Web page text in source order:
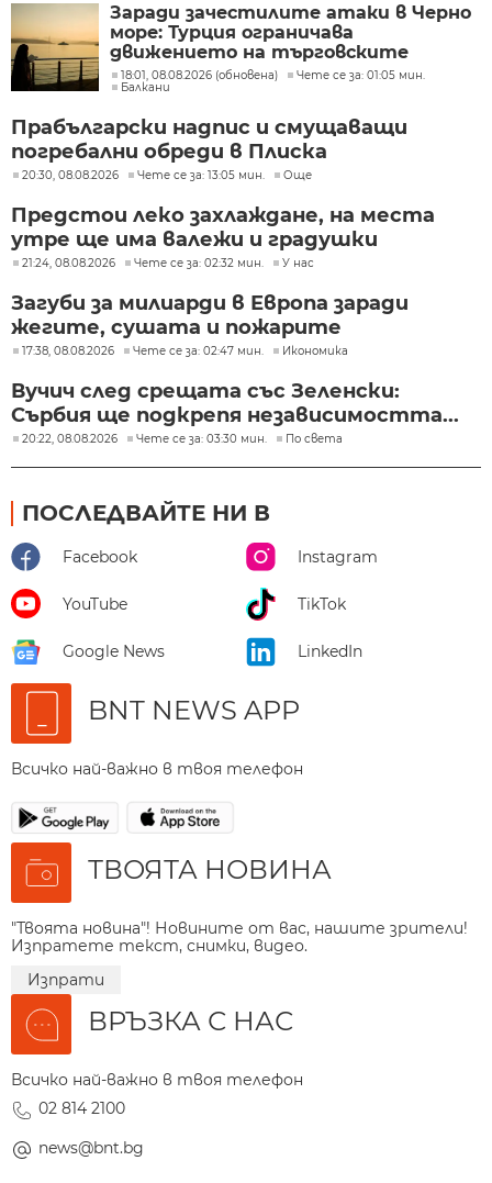
Заради зачестилите атаки в Черно
море: Турция ограничава
движението на търговските
кораби
18:01, 08.08.2026 (обновена)
Чете се за: 01:05 мин.
Балкани
Прабългарски надпис и смущаващи
погребални обреди в Плиска
20:30, 08.08.2026 Чете се за: 13:05 мин. Още
Предстои леко захлаждане, на места
утре ще има валежи и градушки
21:24, 08.08.2026 Чете се за: 02:32 мин. У нас
Загуби за милиарди в Европа заради
жегите, сушата и пожарите
17:38, 08.08.2026 Чете се за: 02:47 мин. Икономика
Вучич след срещата със Зеленски:
Сърбия ще подкрепя независимостта...
20:22, 08.08.2026 Чете се за: 03:30 мин. По света
ПОСЛЕДВАЙТЕ НИ В
Facebook Instagram
YouTube TikTok
Google News LinkedIn
BNT NEWS APP
Всичко най-важно в твоя телефон
ТВОЯТА НОВИНА
"Твоята новина"! Новините от вас, нашите зрители!
Изпратете текст, снимки, видео.
Изпрати
ВРЪЗКА С НАС
Всичко най-важно в твоя телефон
02 814 2100
news@bnt.bg